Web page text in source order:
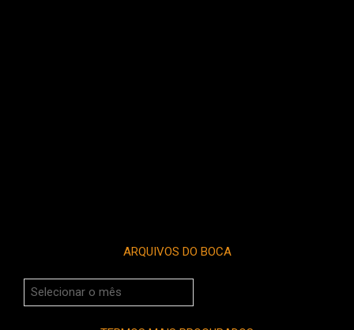
ARQUIVOS DO BOCA
Arquivos
do